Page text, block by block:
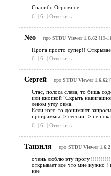
Спасибо Огромное
6
| 6 | Ответить
Neo про STDU Viewer 1.6.62[19-
Прога просто супер!!
6
| 6 | Ответить
Сергей про STDU Viewer 1.6.62
Стас, полоса слева, то бишь
или кнопкой "Скрыть
левом углу окна.
Если кого-то донимают
программы -> сессии -> не
6
| 6 | Ответить
Танзиля про STDU Viewer 1.6.2
очень люблю эту
открывает все что мне нужно !
нее